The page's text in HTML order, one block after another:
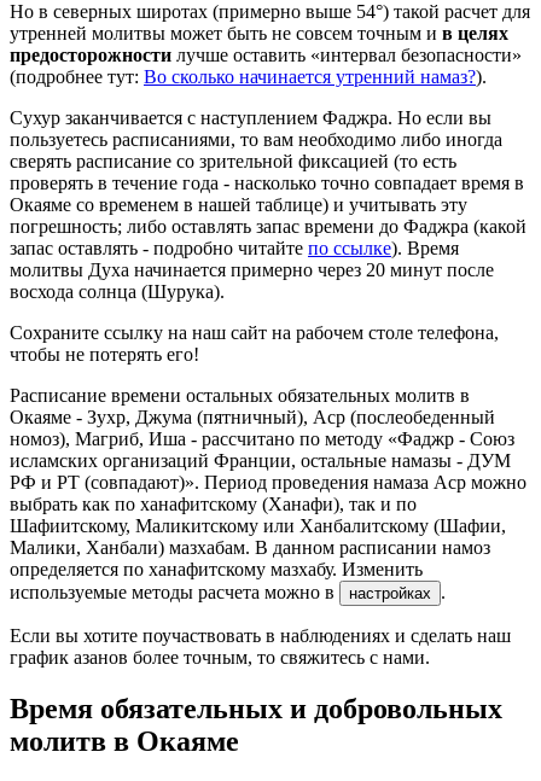
Но в северных широтах (примерно выше 54°) такой расчет для
утренней молитвы может быть не совсем точным и в целях
предосторожности лучше оставить «интервал безопасности»
(подробнее тут: Во сколько начинается утренний намаз?).
Сухур заканчивается с наступлением Фаджра. Но если вы
пользуетесь расписаниями, то вам необходимо либо иногда
сверять расписание со зрительной фиксацией (то есть
проверять в течение года - насколько точно совпадает время в
Окаяме со временем в нашей таблице) и учитывать эту
погрешность; либо оставлять запас времени до Фаджра (какой
запас оставлять - подробно читайте по ссылке). Время
молитвы Духа начинается примерно через 20 минут после
восхода солнца (Шурука).
Сохраните ссылку на наш сайт на рабочем столе телефона,
чтобы не потерять его!
Расписание времени остальных обязательных молитв в
Окаяме - Зухр, Джума (пятничный), Аср (послеобеденный
номоз), Магриб, Иша - рассчитано по методу «Фаджр - Союз
исламских организаций Франции, остальные намазы - ДУМ
РФ и РТ (совпадают)». Период проведения намаза Аср можно
выбрать как по ханафитскому (Ханафи), так и по
Шафиитскому, Маликитскому или Ханбалитскому (Шафии,
Малики, Ханбали) мазхабам. В данном расписании намоз
определяется по ханафитскому мазхабу. Изменить
используемые методы расчета можно в
настройках .
Если вы хотите поучаствовать в наблюдениях и сделать наш
график азанов более точным, то свяжитесь с нами.
Время обязательных и добровольных
молитв в Окаяме